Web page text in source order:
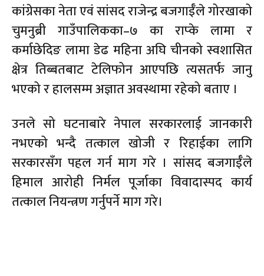
कांग्रेसका नेता एवं सांसद राजेन्द्र बजगाईँले गोरखाको
चुमनुब्री गाउँपालिकका–७ का राप्के लामा र
कर्माछेदिङ लामा डेढ महिना अघि चीनको स्वशासित
क्षेत्र तिब्बतबाट टेलिफोन आएपछि त्यसतर्फ जानु
भएको र हालसम्म अज्ञात अवस्थामा रहेको बताए ।
उनले सो घटनाबारे नेपाल सरकारलाई जानकारी
नभएको भन्दै तत्काल खोजी र रिहाईका लागि
सरकारसँग पहल गर्न माग गरे । सांसद बजगाईँले
हिमाल आरोही निर्मल पूर्जाका विवादास्पद कार्य
तत्काल नियन्त्रण गर्नुपर्ने माग गरे।